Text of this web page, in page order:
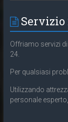
Servizio
Offriamo servizi
24.
Per qualsiasi
Utilizzando
personale